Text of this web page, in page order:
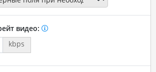
видео:
kbps